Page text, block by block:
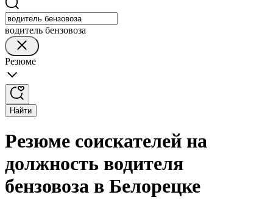
водитель бензовоза
Резюме
Найти
Резюме соискателей на
должность водителя
бензовоза в Белорецке